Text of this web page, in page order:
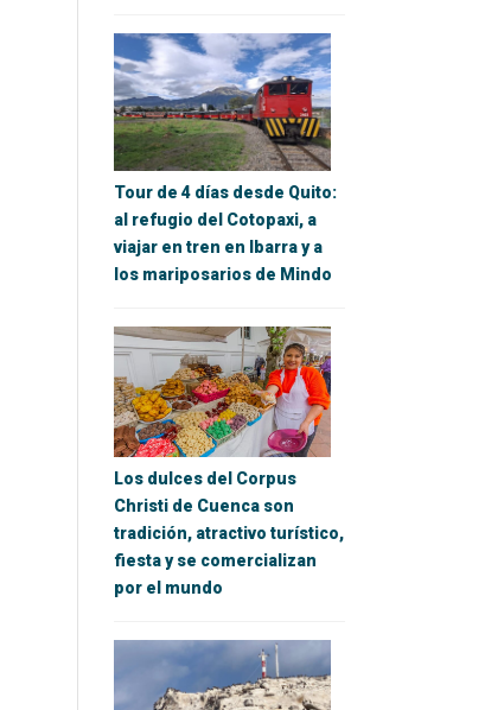
Tour de 4 días desde Quito:
al refugio del Cotopaxi, a
viajar en tren en Ibarra y a
los mariposarios de Mindo
Los dulces del Corpus
Christi de Cuenca son
tradición, atractivo turístico,
fiesta y se comercializan
por el mundo